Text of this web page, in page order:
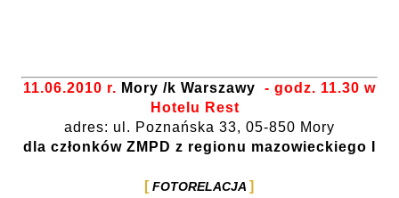
11.06.2010 r. Mory /k Warszawy
- godz. 11.30 w
Hotelu Rest
adres: ul. Poznańska 33, 05-850 Mory
dla członków ZMPD z regionu mazowieckiego I
FOTORELACJA